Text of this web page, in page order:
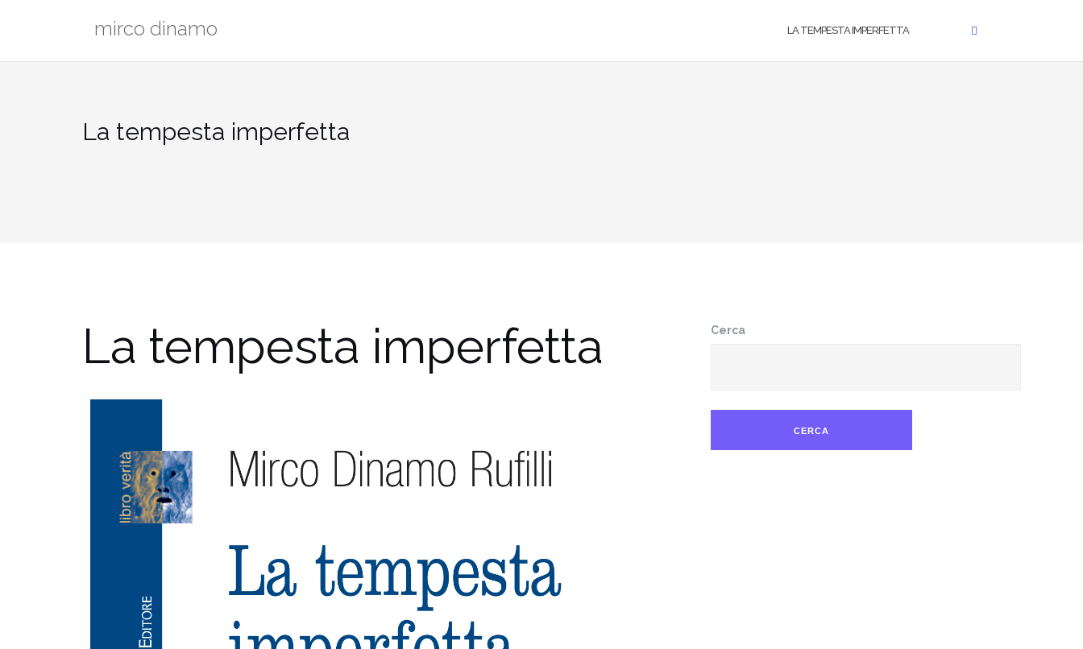
mirco dinamo LA TEMPESTA IMPERFETTA
La tempesta imperfetta
La tempesta imperfetta Cerca
CERCA